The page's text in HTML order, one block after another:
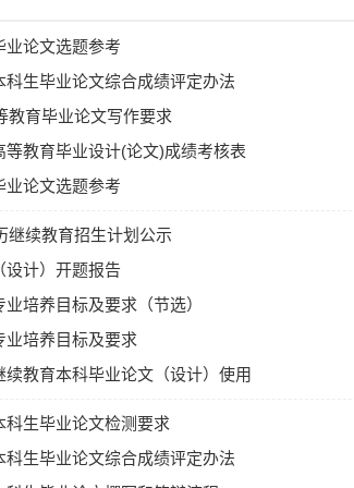
辩小组组长签名：
满分20
分
论文报
分
（满分
分
业论文选题参考
生毕业论文综合成绩评定办法
教育毕业论文写作要求
教育毕业设计(论文)成绩考核表
业论文选题参考
继续教育招生计划公示
设计）开题报告
培养目标及要求（节选）
业培养目标及要求
教育本科毕业论文（设计）使用
生毕业论文检测要求
生毕业论文综合成绩评定办法